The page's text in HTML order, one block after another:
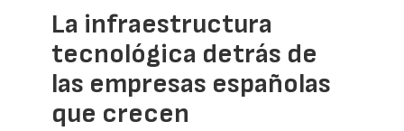
La infraestructura
tecnológica detrás de
las empresas españolas
que crecen